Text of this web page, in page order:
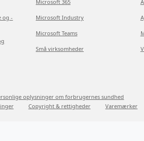
og -
Microsoft 365
Microsoft Industry
Microsoft Teams
Små virksomheder
oplysninger om forbrugernes sundhed
Copyright & rettigheder Varemærker